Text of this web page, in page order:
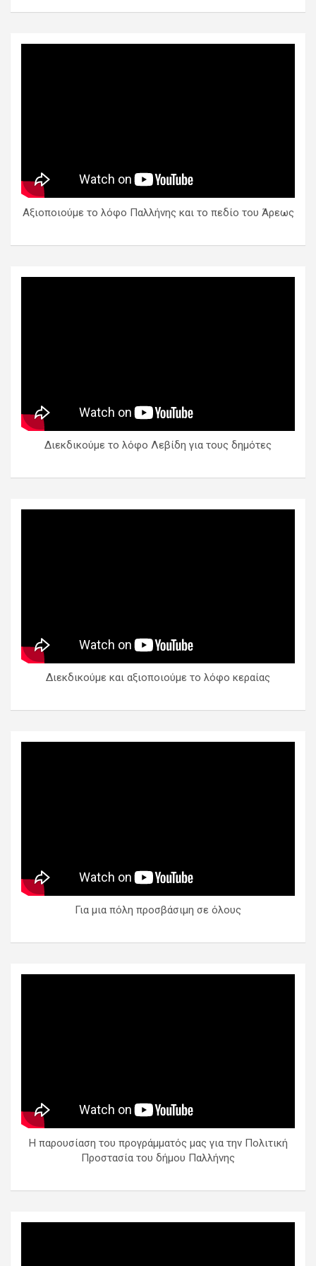
Αξιοποιούμε το λόφο Παλλήνης και το πεδίο του Άρεως
Διεκδικούμε το λόφο Λεβίδη για τους δημότες
Διεκδικούμε και αξιοποιούμε το λόφο κεραίας
Για μια πόλη προσβάσιμη σε όλους
Η παρουσίαση του προγράμματός μας για την Πολιτική
Προστασία του δήμου Παλλήνης